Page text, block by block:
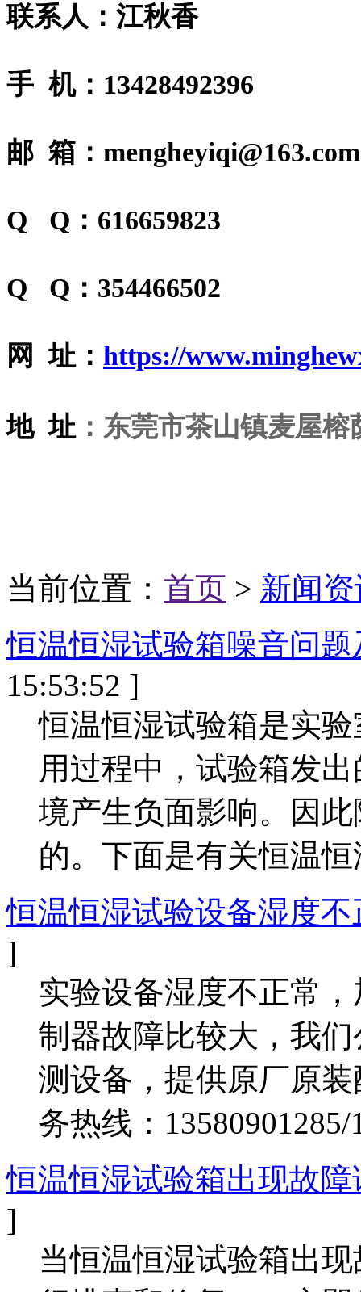
联系人：江秋香
手 机：13428492396
邮 箱：mengheyiqi@163.com
Q Q：616659823
Q Q：354466502
网 址： https://
地 址 ：东莞市茶山镇麦屋榕
当前位置： 首页 > 新闻
恒温恒湿试验箱噪音问
15:53:52 ]
恒温恒湿试验箱是实
用过程中，试验箱发
境产生负面影响。因
的。下面是有关恒温
恒温恒湿试验设备湿度
]
实验设备湿度不正常
制器故障比较大，我
测设备，提供原厂原
务热线：13580901285/
恒温恒湿试验箱出现故
]
当恒温恒湿试验箱出